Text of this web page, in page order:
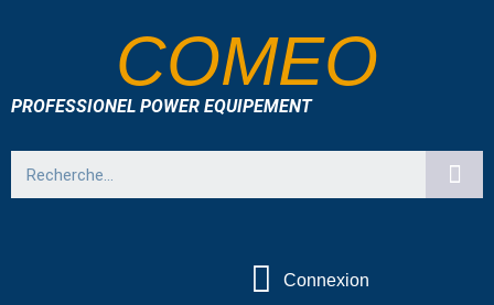
COMEO
PROFESSIONEL POWER EQUIPEMENT
Connexion